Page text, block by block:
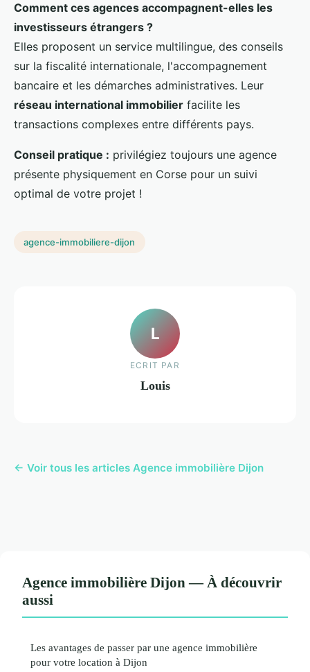
Comment ces agences accompagnent-elles les
investisseurs étrangers ?
Elles proposent un service multilingue, des conseils
sur la fiscalité internationale, l'accompagnement
bancaire et les démarches administratives. Leur
réseau international immobilier facilite les
transactions complexes entre différents pays.
Conseil pratique : privilégiez toujours une agence
présente physiquement en Corse pour un suivi
optimal de votre projet !
agence-immobiliere-dijon
L
ECRIT PAR
Louis
← Voir tous les articles Agence immobilière Dijon
Agence immobilière Dijon — À découvrir
aussi
Les avantages de passer par une agence immobilière
pour votre location à Dijon